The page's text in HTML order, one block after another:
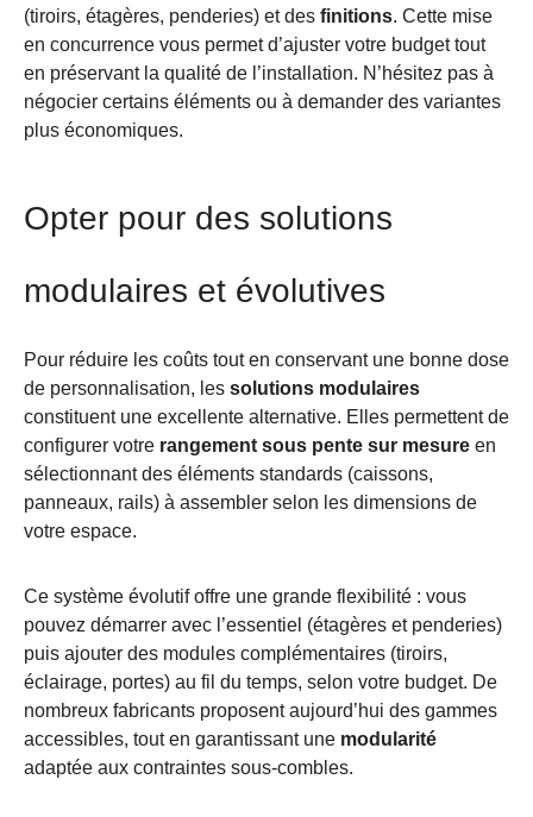
(tiroirs, étagères, penderies) et des finitions. Cette mise
en concurrence vous permet d’ajuster votre budget tout
en préservant la qualité de l’installation. N’hésitez pas à
négocier certains éléments ou à demander des variantes
plus économiques.
Opter pour des solutions
modulaires et évolutives
Pour réduire les coûts tout en conservant une bonne dose
de personnalisation, les solutions modulaires
constituent une excellente alternative. Elles permettent de
configurer votre rangement sous pente sur mesure en
sélectionnant des éléments standards (caissons,
panneaux, rails) à assembler selon les dimensions de
votre espace.
Ce système évolutif offre une grande flexibilité : vous
pouvez démarrer avec l’essentiel (étagères et penderies)
puis ajouter des modules complémentaires (tiroirs,
éclairage, portes) au fil du temps, selon votre budget. De
nombreux fabricants proposent aujourd’hui des gammes
accessibles, tout en garantissant une modularité
adaptée aux contraintes sous-combles.